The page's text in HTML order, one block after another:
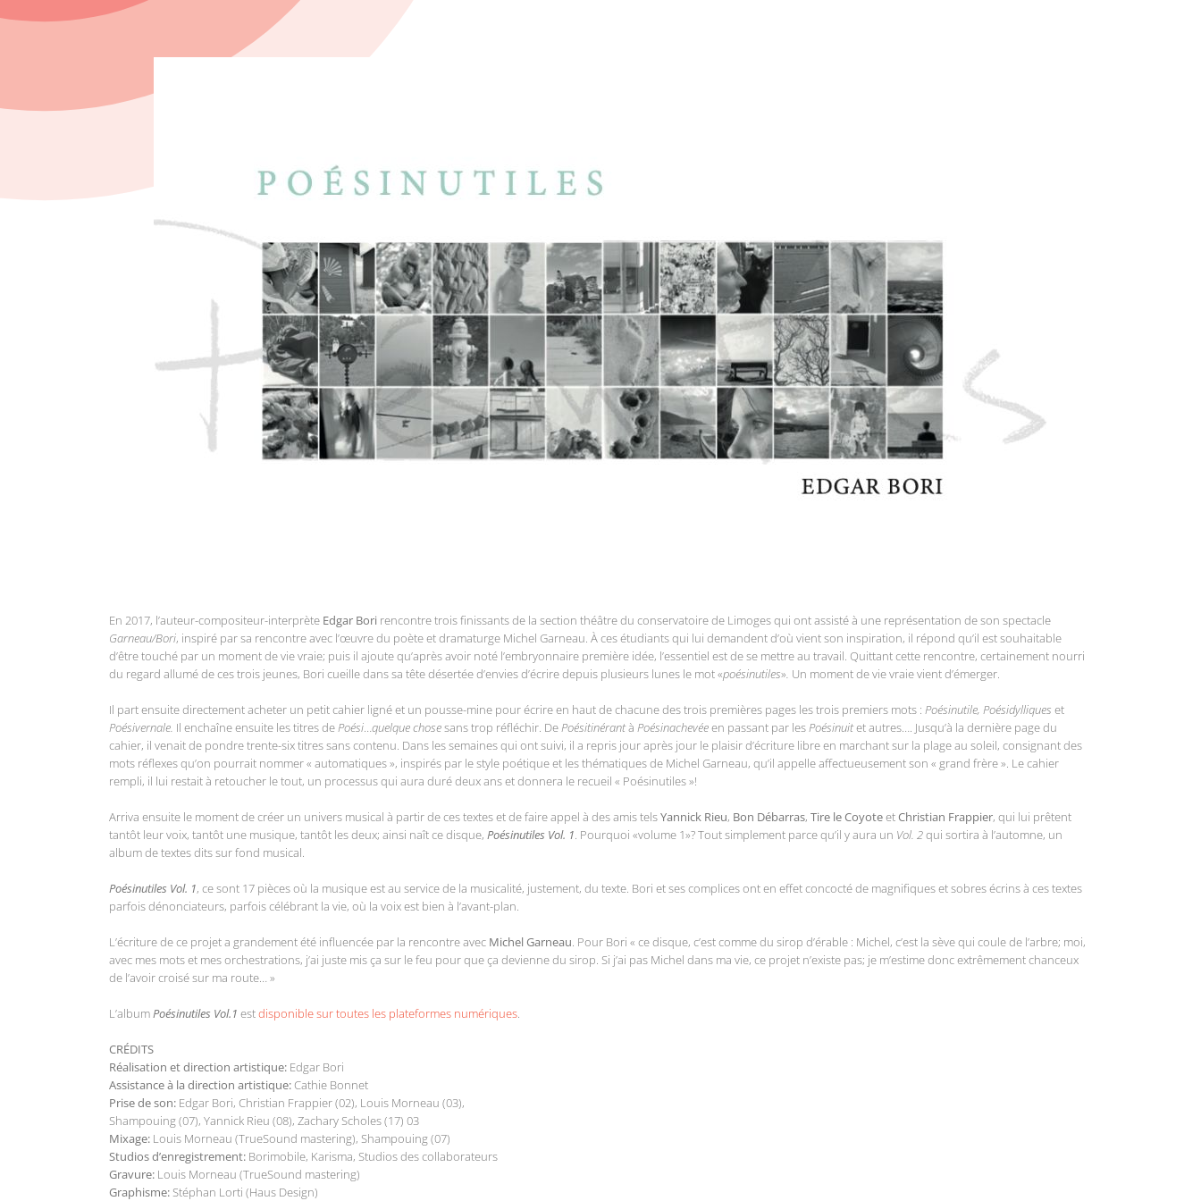
En 2017, l’auteur-compositeur-interprète Edgar Borirencontre trois finissants de la section théâtre du conservatoire de Limoges qui ont assisté à une représentation de son spectacle
Garneau/Bori, inspiré par sa rencontre avec l’œuvre du poète et dramaturge Michel Garneau. À ces étudiants qui lui demandent d’où vient son inspiration, il répond qu’il est souhaitable
d’être touché par un moment de vie vraie; puis il ajoute qu’après avoir noté l’embryonnaire première idée, l’essentiel est de se mettre au travail. Quittant cette rencontre, certainement nourri
du regard allumé de ces trois jeunes, Bori cueille dans sa tête désertée d’envies d’écrire depuis plusieurs lunes le mot «poésinutiles». Un moment de vie vraie vient d’émerger.
Il part ensuite directement acheter un petit cahier ligné et un pousse-mine pour écrire en haut de chacune des trois premières pages les trois premiers mots : Poésinutile, Poésidylliques et
Poésivernale. Il enchaîne ensuite les titres dePoési…quelque chosesans trop réfléchir. DePoésitinérantà Poésinachevéeen passant par lesPoésinuitet autres…. Jusqu’à la dernière page du
cahier, il venait de pondre trente-six titres sans contenu. Dans les semaines qui ont suivi, il a repris jour après jour le plaisir d’écriture libre en marchant sur la plage au soleil, consignant des
mots réflexes qu’on pourrait nommer « automatiques », inspirés par le style poétique et les thématiques de Michel Garneau, qu’il appelle affectueusement son « grand frère ». Le cahier
rempli, il lui restait à retoucher le tout, un processus qui aura duré deux ans et donnera le recueil « Poésinutiles »!
Arriva ensuite le moment de créer un univers musical à partir de ces textes et de faire appel à des amis telsYannick Rieu, Bon Débarras, Tire le CoyoteetChristian Frappier, qui lui prêtent
tantôt leur voix, tantôt une musique, tantôt les deux; ainsi naît ce disque, Poésinutiles Vol. 1. Pourquoi «volume 1»? Tout simplement parce qu’il y aura un Vol. 2qui sortira à l’automne, un
album de textes dits sur fond musical.
Poésinutiles Vol. 1, ce sont 17 pièces où la musique est au service de la musicalité, justement, du texte. Bori et ses complices ont en effet concocté de magnifiques et sobres écrins à ces textes
parfois dénonciateurs, parfois célébrant la vie, où la voix est bien à l’avant-plan.
L’écriture de ce projet a grandement été influencée par la rencontre avec Michel Garneau. Pour Bori « ce disque, c’est comme du sirop d’érable : Michel, c’est la sève qui coule de l’arbre; moi,
avec mes mots et mes orchestrations, j’ai juste mis ça sur le feu pour que ça devienne du sirop. Si j’ai pas Michel dans ma vie, ce projet n’existe pas; je m’estime donc extrêmement chanceux
de l’avoir croisé sur ma route… »
L’albumPoésinutiles Vol.1 estdisponible sur toutes les plateformes numériques.
CRÉDITS
Réalisation et direction artistique:Edgar Bori
Assistance à la direction artistique:Cathie Bonnet
Prise de son:Edgar Bori, Christian Frappier (02), Louis Morneau (03),
Shampouing (07), Yannick Rieu (08), Zachary Scholes (17) 03
Mixage:Louis Morneau (TrueSound mastering), Shampouing (07)
Studios d’enregistrement:Borimobile, Karisma, Studios des collaborateurs
Gravure:Louis Morneau (TrueSound mastering)
Graphisme:Stéphan Lorti (Haus Design)